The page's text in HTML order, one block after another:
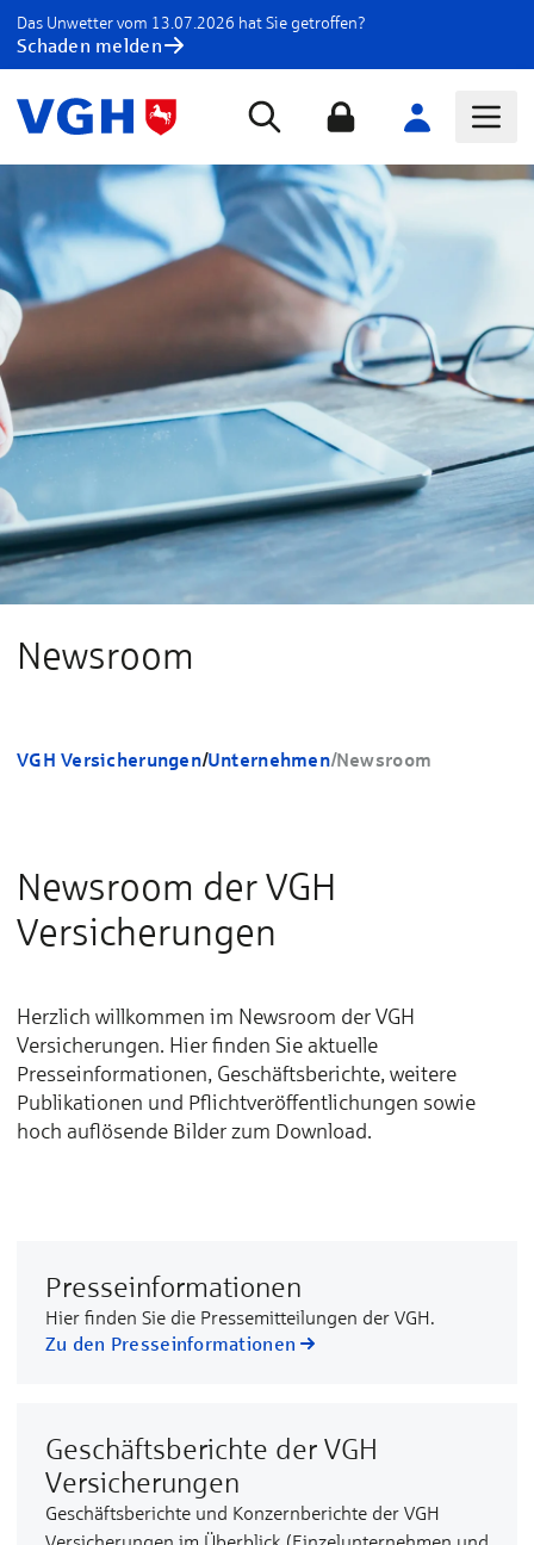
Das Unwetter vom 13.07.2026 hat Sie getroffen?
Schaden melden
Newsroom
VGH Versicherungen/Unternehmen/Newsroom
Newsroom der VGH
Versicherungen
Herzlich willkommen im Newsroom der VGH
Versicherungen. Hier finden Sie aktuelle
Presseinformationen, Geschäftsberichte, weitere
Publikationen und Pflichtveröffentlichungen sowie
hoch auflösende Bilder zum Download.
Presseinformationen
Hier finden Sie die Pressemitteilungen der VGH.
Zu den Presseinformationen
Geschäftsberichte der VGH
Versicherungen
Geschäftsberichte und Konzernberichte der VGH